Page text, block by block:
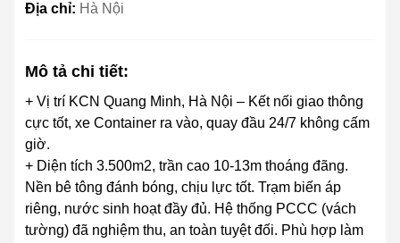
Địa chỉ: Hà Nội
Mô tả chi tiết:
+ Vị trí KCN Quang Minh, Hà Nội – Kết nối giao thông
cực tốt, xe Container ra vào, quay đầu 24/7 không cấm
giờ.
+ Diện tích 3.500m2, trần cao 10-13m thoáng đãng.
Nền bê tông đánh bóng, chịu lực tốt. Trạm biến áp
riêng, nước sinh hoạt đầy đủ. Hệ thống PCCC (vách
tường) đã nghiệm thu, an toàn tuyệt đối. Phù hợp làm